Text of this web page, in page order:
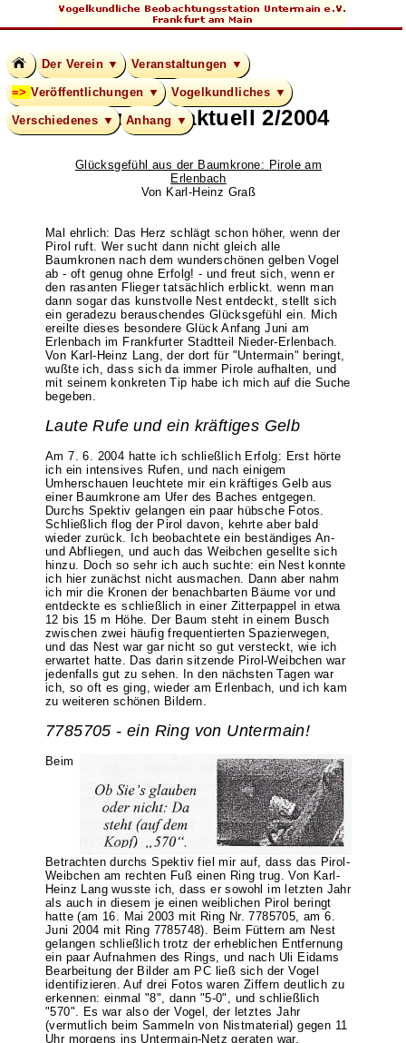
Der Verein ▼ Veranstaltungen ▼
Veröffentlichungen ▼ Vogelkundliches ▼
Verschiedenes ▼ Anhang ▼
Untermain aktuell 2/2004
Glücksgefühl aus der Baumkrone: Pirole am
Erlenbach
Von Karl-Heinz Graß
Mal ehrlich: Das Herz schlägt schon höher, wenn der
Pirol ruft. Wer sucht dann nicht gleich alle
Baumkronen nach dem wunderschönen gelben Vogel
ab - oft genug ohne Erfolg! - und freut sich, wenn er
den rasanten Flieger tatsächlich erblickt. wenn man
dann sogar das kunstvolle Nest entdeckt, stellt sich
ein geradezu berauschendes Glücksgefühl ein. Mich
ereilte dieses besondere Glück Anfang Juni am
Erlenbach im Frankfurter Stadtteil Nieder-Erlenbach.
Von Karl-Heinz Lang, der dort für "Untermain" beringt,
wußte ich, dass sich da immer Pirole aufhalten, und
mit seinem konkreten Tip habe ich mich auf die Suche
begeben.
Laute Rufe und ein kräftiges Gelb
Am 7. 6. 2004 hatte ich schließlich Erfolg: Erst hörte
ich ein intensives Rufen, und nach einigem
Umherschauen leuchtete mir ein kräftiges Gelb aus
einer Baumkrone am Ufer des Baches entgegen.
Durchs Spektiv gelangen ein paar hübsche Fotos.
Schließlich flog der Pirol davon, kehrte aber bald
wieder zurück. Ich beobachtete ein beständiges An-
und Abfliegen, und auch das Weibchen gesellte sich
hinzu. Doch so sehr ich auch suchte: ein Nest konnte
ich hier zunächst nicht ausmachen. Dann aber nahm
ich mir die Kronen der benachbarten Bäume vor und
entdeckte es schließlich in einer Zitterpappel in etwa
12 bis 15 m Höhe. Der Baum steht in einem Busch
zwischen zwei häufig frequentierten Spazierwegen,
und das Nest war gar nicht so gut versteckt, wie ich
erwartet hatte. Das darin sitzende Pirol-Weibchen war
jedenfalls gut zu sehen. In den nächsten Tagen war
ich, so oft es ging, wieder am Erlenbach, und ich kam
zu weiteren schönen Bildern.
7785705 - ein Ring von Untermain!
Beim
Betrachten durchs Spektiv fiel mir auf, dass das Pirol-
Weibchen am rechten Fuß einen Ring trug. Von Karl-
Heinz Lang wusste ich, dass er sowohl im letzten Jahr
als auch in diesem je einen weiblichen Pirol beringt
hatte (am 16. Mai 2003 mit Ring Nr. 7785705, am 6.
Juni 2004 mit Ring 7785748). Beim Füttern am Nest
gelangen schließlich trotz der erheblichen Entfernung
ein paar Aufnahmen des Rings, und nach Uli Eidams
Bearbeitung der Bilder am PC ließ sich der Vogel
identifizieren. Auf drei Fotos waren Ziffern deutlich zu
erkennen: einmal "8", dann "5-0", und schließlich
"570". Es war also der Vogel, der letztes Jahr
(vermutlich beim Sammeln von Nistmaterial) gegen 11
Uhr morgens ins Untermain-Netz geraten war.